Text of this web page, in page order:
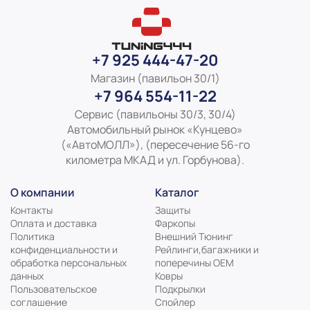
+7 925 444-47-20
Магазин (павильон 30/1)
+7 964 554-11-22
Сервис (павильоны 30/3, 30/4)
Автомобильный рынок «Кунцево»
(«АвтоМОЛЛ»), (пересечение 56-го
километра МКАД и ул. Горбунова).
О компании
Контакты
Оплата и доставка
Политика
конфиденциальности и
обработка персональных
данных
Пользовательское
соглашение
Каталог
Защиты
Фаркопы
Внешний Тюнинг
Рейлинги,багажники и
поперечины ОЕМ
Ковры
Подкрылки
Спойлер